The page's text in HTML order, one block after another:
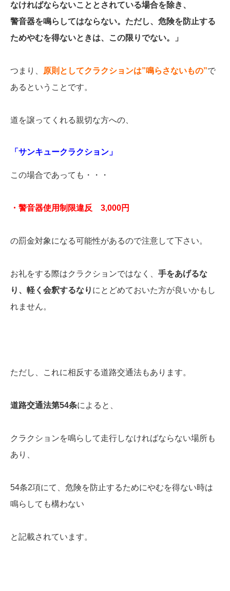
なければならないこととされている場合を除き、
警音器を鳴らしてはならない。ただし、危険を防止する
ためやむを得ないときは、この限りでない。」
つまり、 原則としてクラクションは”鳴らさないもの”で
あるということです。
道を譲ってくれる親切な方への、
「サンキュークラクション」
この場合であっても・・・
・警音器使用制限違反 3,000円
の罰金対象になる可能性があるので注意して下さい。
お礼をする際はクラクションではなく、 手をあげるな
り、軽く会釈するなり にとどめておいた方が良いかもし
れません。
ただし、これに相反する道路交通法もあります。
道路交通法第54条によると、
クラクションを鳴らして走行しなければならない場所も
あり、
54条2項にて、危険を防止するためにやむを得ない時は
鳴らしても構わない
と記載されています。